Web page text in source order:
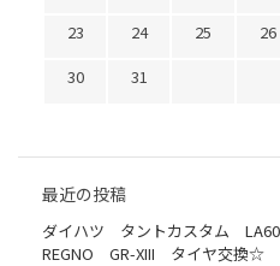
23
24 25 26
30
31
最近の投稿
ダイハツ タントカスタム
REGNO GR-XIII タイヤ交換☆